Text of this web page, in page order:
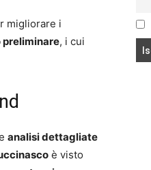
migliorare i
preliminare, i cui
analisi dettagliate
è visto